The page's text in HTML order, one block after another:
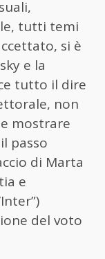
tutti temi
si è
e la
tutto il dire
non
mostrare
passo
di Marta
e
del voto